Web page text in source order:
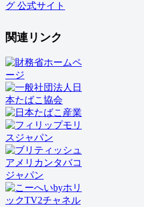
グ 公式サイト
関連リンク